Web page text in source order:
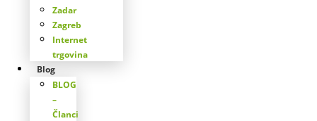
Zadar
Zagreb
Internet
trgovina
Blog
BLOG
–
Članci